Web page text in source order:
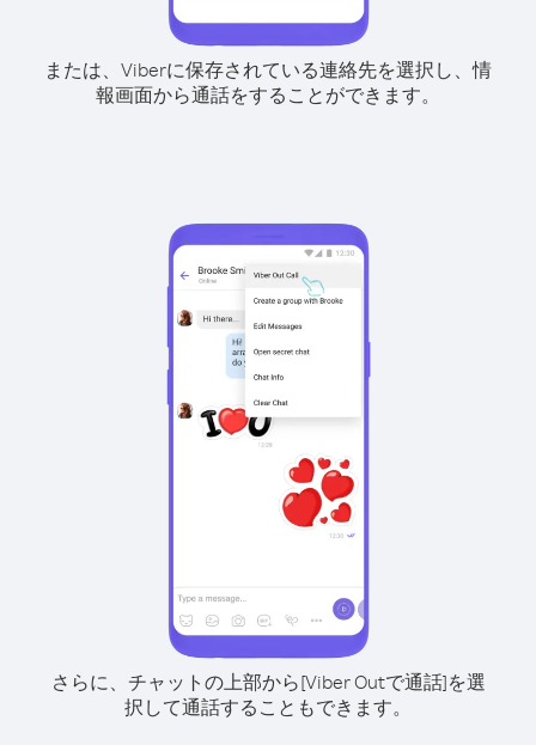
または、Viberに保存されている連絡先を選択し、情
報画面から通話をすることができます。
さらに、チャットの上部から[Viber Outで通話]を選
択して通話することもできます。